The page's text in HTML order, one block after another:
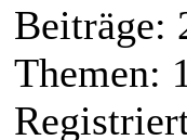
Beiträge:
Themen: